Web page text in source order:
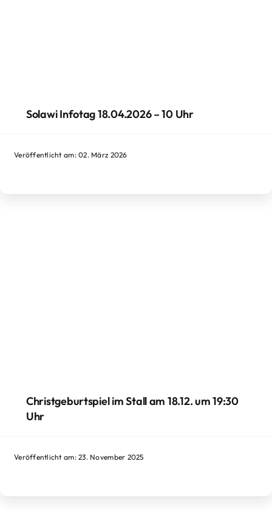
Solawi Infotag 18.04.2026 – 10 Uhr
Veröffentlicht am: 02. März 2026
Christgeburtspiel im Stall am 18.12. um 19:30
Uhr
Veröffentlicht am: 23. November 2025